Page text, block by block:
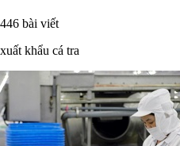
446 bài viết
xuất khẩu cá tra